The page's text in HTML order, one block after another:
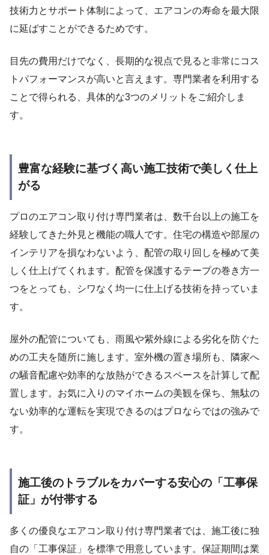
技術力とサポート体制によって、エアコンの寿命を最大限
に延ばすことができるためです。
目先の費用だけでなく、長期的な視点で見ると非常にコス
トパフォーマンスが高いと言えます。専門業者を利用する
ことで得られる、具体的な3つのメリットをご紹介しま
す。
豊富な経験に基づく高い施工技術で美しく仕上
がる
プロのエアコン取り付け専門業者は、数千台以上の施工を
経験してきた外見と機能の職人です。住宅の構造や部屋の
インテリアを損なわないよう、配管の取り回しを極めて美
しく仕上げてくれます。配管を保護するテープの巻き方一
つをとっても、シワなく均一に仕上げる技術を持っていま
す。
屋外の配管についても、雨風や紫外線による劣化を防ぐた
めの工夫を随所に施します。室外機の置き場所も、隣家へ
の騒音配慮や効率的な放熱ができるスペースを計算して配
置します。お気に入りのマイホームの美観を保ち、無駄の
ない効率的な運転を実現できるのはプロならではの強みで
す。
施工後のトラブルをカバーする安心の「工事保
証」が付帯する
多くの優良なエアコン取り付け専門業者では、施工後に独
自の「工事保証」を標準で用意しています。保証期間は業